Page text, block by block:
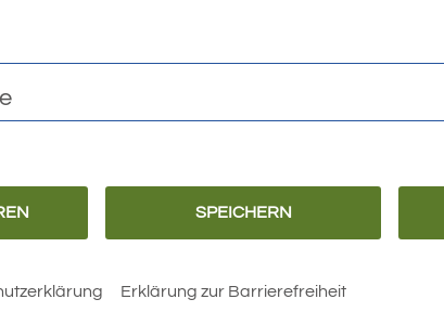
Barrierefreiheit
SPEICHERN
Erklärung zur Barrierefreiheit